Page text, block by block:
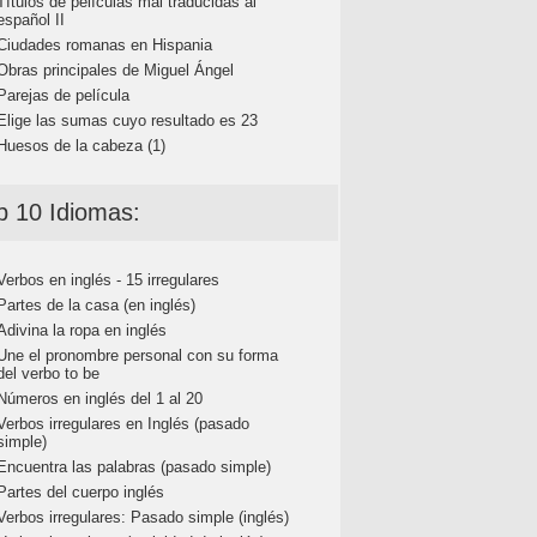
II
romanas en Hispania
principales de Miguel Ángel
de película
las sumas cuyo resultado es 23
de la cabeza (1)
10 Idiomas:
en inglés - 15 irregulares
de la casa (en inglés)
la ropa en inglés
el pronombre personal con su forma
verbo to be
en inglés del 1 al 20
irregulares en Inglés (pasado
las palabras (pasado simple)
del cuerpo inglés
irregulares: Pasado simple (inglés)